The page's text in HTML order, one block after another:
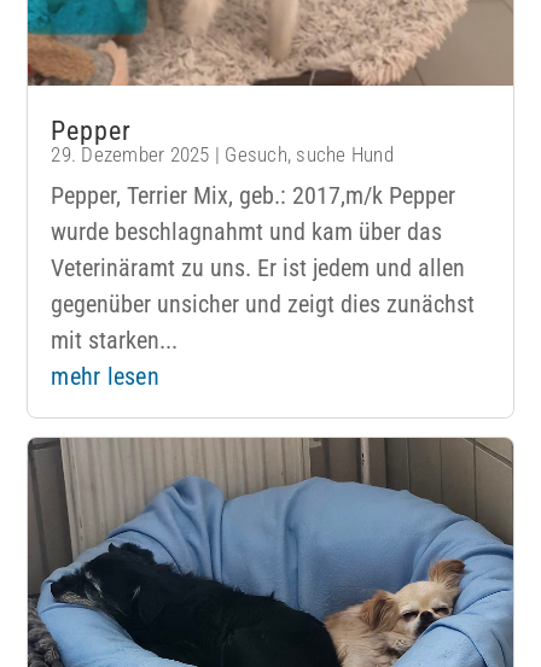
Pepper
29. Dezember 2025 | Gesuch, suche Hund
Pepper, Terrier Mix, geb.: 2017,m/k Pepper
wurde beschlagnahmt und kam über das
Veterinäramt zu uns. Er ist jedem und allen
gegenüber unsicher und zeigt dies zunächst
mit starken...
mehr lesen